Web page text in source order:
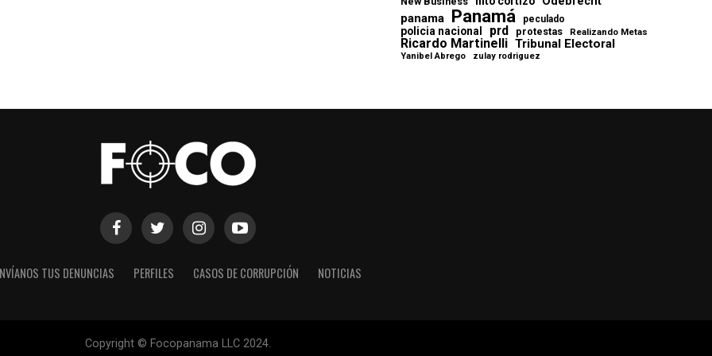
panama Panamá peculado
policia nacional prd protestas Realizando Metas
Ricardo Martinelli Tribunal Electoral
Yanibel Abrego zulay rodriguez
TUS DENUNCIAS PERFILES CASOS DE CORRUPCIÓN NOTICIAS
Copyright © Focopanama LLC 2024.